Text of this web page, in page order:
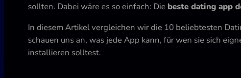
sollten. Dabei wäre es so einfach: Die beste dating app
In diesem Artikel vergleichen wir die 10 beliebtesten
schauen uns an, was jede App kann, für wen sie sich
installieren solltest.